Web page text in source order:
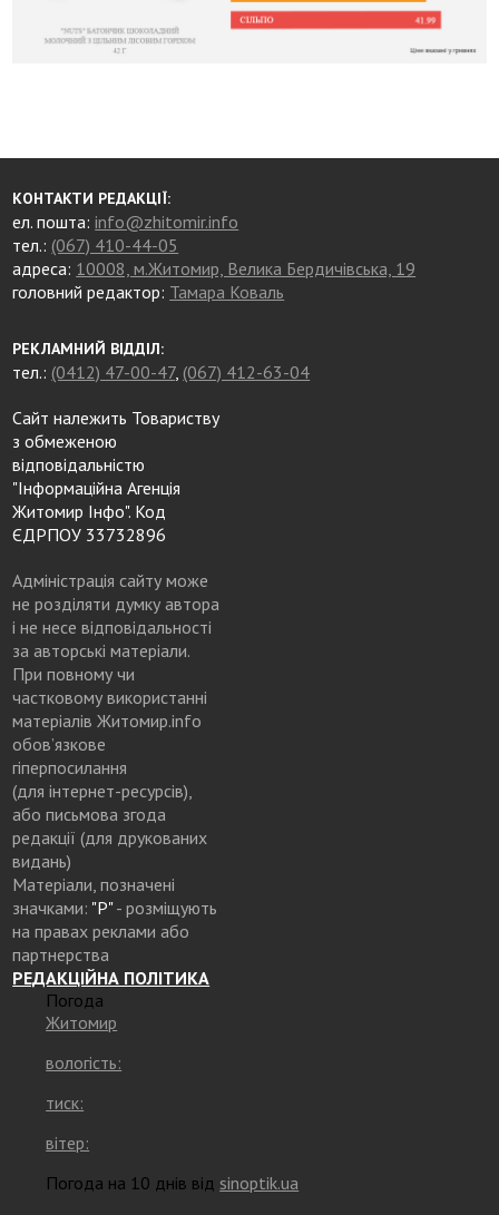
КОНТАКТИ РЕДАКЦІЇ:
ел. пошта:info@zhitomir.info
тел.: (067) 410-44-05
адреса: 10008, м.Житомир, Велика Бердичівська, 19
головний редактор: Тамара Коваль
РЕКЛАМНИЙ ВІДДІЛ:
тел.: (0412) 47-00-47, (067) 412-63-04
Сайт належить Товариству
з обмеженою
відповідальністю
"Інформаційна Агенція
Житомир Інфо". Код
ЄДРПОУ 33732896
Адміністрація сайту може
не розділяти думку автора
і не несе відповідальності
за авторські матеріали.
При повному чи
частковому використанні
матеріалів Житомир.info
обов’язкове
гіперпосилання
(для інтернет-ресурсів),
або письмова згода
редакції (для друкованих
видань)
Матеріали, позначені
значками: "Р"- розміщують
на правах реклами або
партнерства
РЕДАКЦІЙНА ПОЛІТИКА
Погода
Житомир
вологість:
тиск:
вітер:
Погода на 10 днів відsinoptik.ua